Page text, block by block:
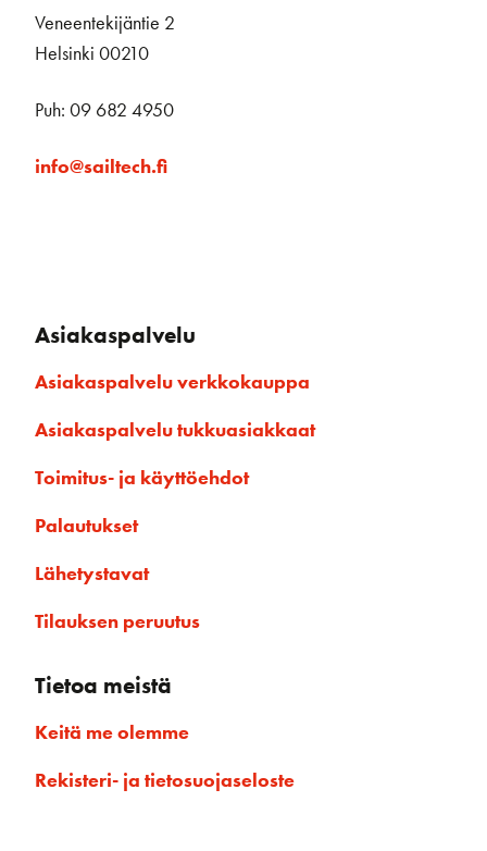
Veneentekijäntie 2
Helsinki 00210
Puh: 09 682 4950
info@sailtech.fi
Asiakaspalvelu
Asiakaspalvelu verkkokauppa
Asiakaspalvelu tukkuasiakkaat
Toimitus- ja käyttöehdot
Palautukset
Lähetystavat
Tilauksen peruutus
Tietoa meistä
Keitä me olemme
Rekisteri- ja tietosuojaseloste